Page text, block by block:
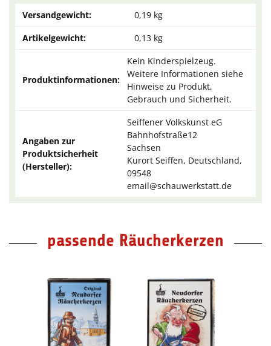
Versandgewicht:
0,19 kg
Artikelgewicht:
0,13 kg
Produktinformationen:
Kein Kinderspielzeug.
Weitere Informationen siehe
Hinweise zu Produkt,
Gebrauch und Sicherheit.
Angaben zur
Produktsicherheit
(Hersteller):
Seiffener Volkskunst eG
Bahnhofstraße12
Sachsen
Kurort Seiffen, Deutschland,
09548
email@schauwerkstatt.de
passende Räucherkerzen